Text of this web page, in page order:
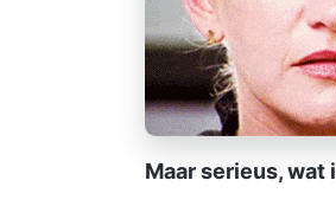
Maar serieus, wat